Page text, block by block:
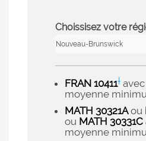
Choissisez votre
FRAN 10411†
moyenne
MATH 30321Aou
ou MATH 30331C
moyenne